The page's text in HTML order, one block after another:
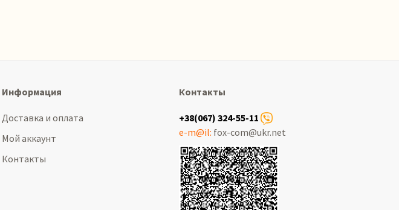
Информация
Доставка и оплата
Мой аккаунт
Контакты
Контакты
+38(067) 324-55-11
e-m@il: fox-com@ukr.net